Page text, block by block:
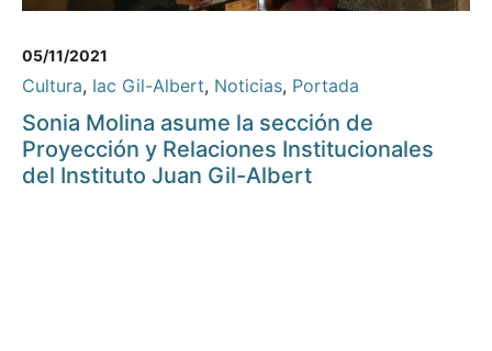
05/11/2021
Cultura, Iac Gil-Albert, Noticias, Portada
Sonia Molina asume la sección de
Proyección y Relaciones Institucionales
del Instituto Juan Gil-Albert